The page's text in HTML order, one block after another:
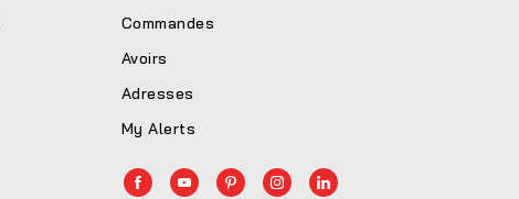
Commandes
Avoirs
Adresses
My Alerts